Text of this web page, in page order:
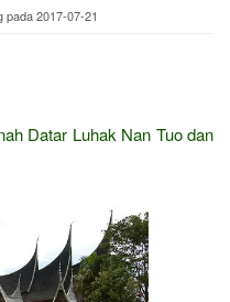
pada2017-07-21
Datar Luhak Nan Tuo dan